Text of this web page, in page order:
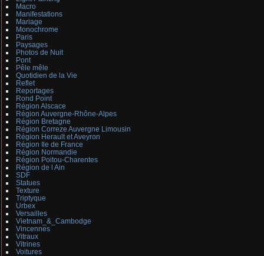
Macro
Manifestations
Mariage
Monochrome
Paris
Paysages
Photos de Nuit
Pont
Pêle mêle
Quotidien de la Vie
Reflet
Reportages
Rond Point
Région Alscace
Région Auvergne-Rhône-Alpes
Région Bretagne
Région Correze Auvergne Limousin
Région Herault et Aveyron
Région Ile de France
Région Normandie
Région Poitou-Charentes
Région de l Ain
SDF
Statues
Texture
Triptyque
Urbex
Versailles
Vietnam_&_Cambodge
Vincennes
Vitraux
Vitrines
Voitures